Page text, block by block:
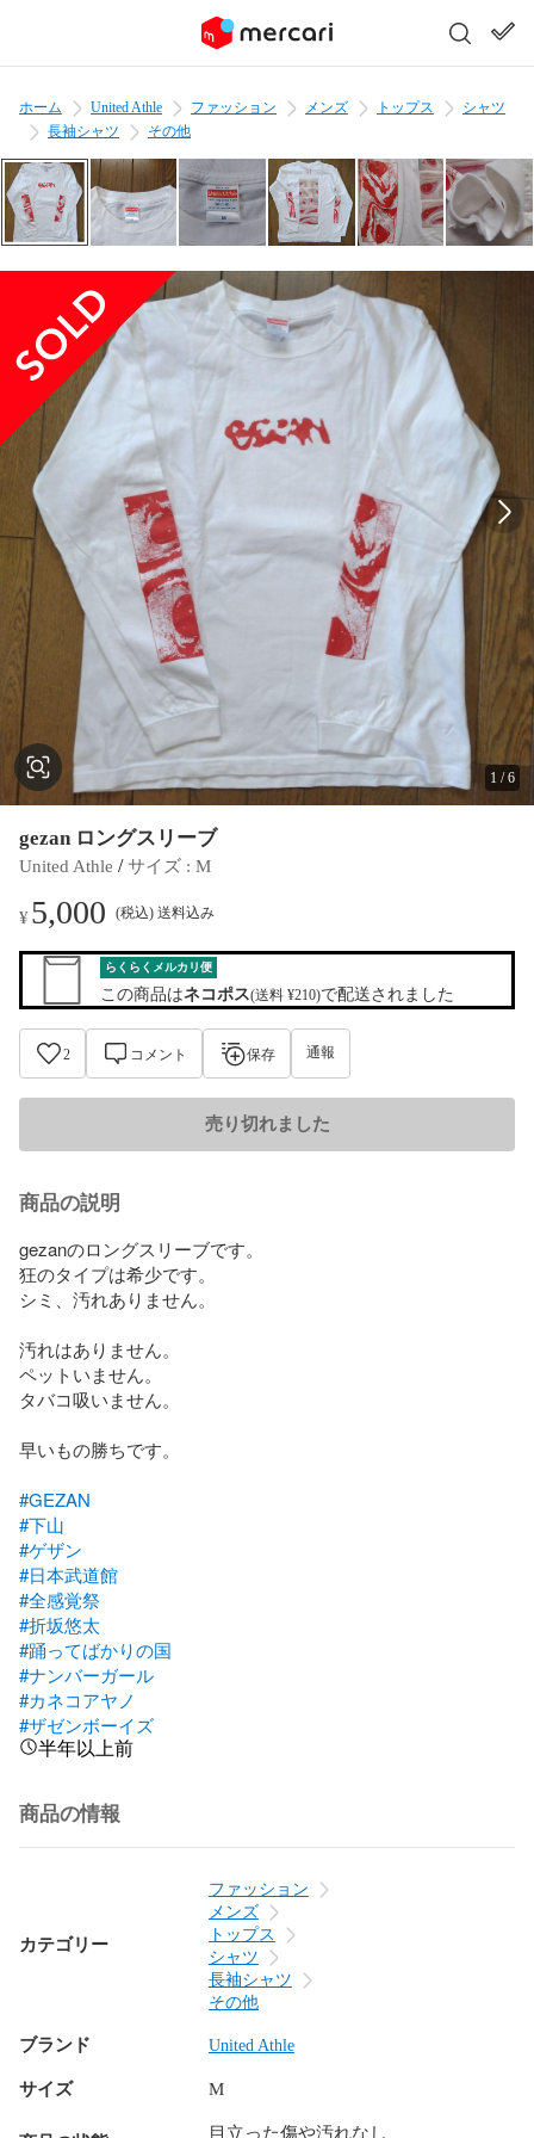
ホーム United Athle ファッション メンズ トップス
シャツ
長袖シャツ
その他
1 /6
gezan ロングスリーブ
United Athle / サイズ : M
¥5,000 (税込) 送料込み
らくらくメルカリ便
この商品はネコポス(送料 ¥210)で配送されました
2 コメント 保存 通報
売り切れました
商品の説明
gezanのロングスリーブです。
狂のタイプは希少です。
シミ、汚れありません。
汚れはありません。
ペットいません。
タバコ吸いません。
早いもの勝ちです。
#GEZAN
#下山
#ゲザン
#日本武道館
#全感覚祭
#折坂悠太
#踊ってばかりの国
#ナンバーガール
#カネコアヤノ
#ザゼンボーイズ
半年以上前
商品の情報
カテゴリー
ファッション
メンズ
トップス
シャツ
長袖シャツ
その他
ブランド United Athle
サイズ M
目立った傷や汚れなし